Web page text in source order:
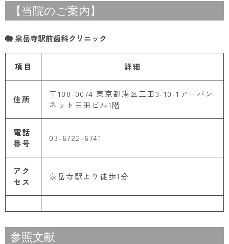
【当院のご案内】
🐘 泉岳寺駅前歯科クリニック
項目 詳細
住所
〒108-0074 東京都港区三田3-10-1アーバン
ネット三田ビル1階
電話
番号
03-6722-6741
アク
セス
泉岳寺駅より徒歩1分
参照文献